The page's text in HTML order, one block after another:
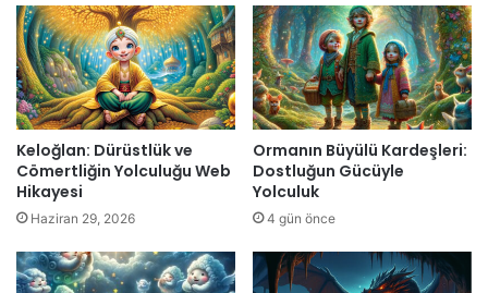
Keloğlan: Dürüstlük ve
Cömertliğin Yolculuğu Web
Hikayesi
Haziran 29, 2026
Ormanın Büyülü Kardeşleri:
Dostluğun Gücüyle
Yolculuk
4 gün önce